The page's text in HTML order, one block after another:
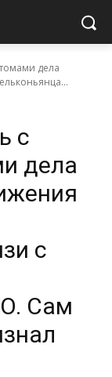
дела
с
дела
с
Сам